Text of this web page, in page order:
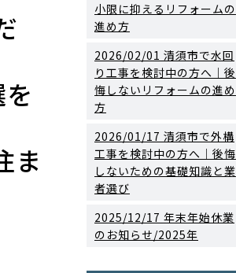
ま
小限に抑えるリフォームの
進め方
2026/02/01 清須市で水回
り工事を検討中の方へ｜後
悔しないリフォームの進め
方
2026/01/17 清須市で外構
工事を検討中の方へ｜後悔
しないための基礎知識と業
者選び
2025/12/17 年末年始休業
のお知らせ/2025年